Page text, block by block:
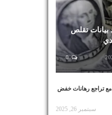
بيانات تقلص
0
مع تراجع رهانات خفض
سبتمبر 26, 2025